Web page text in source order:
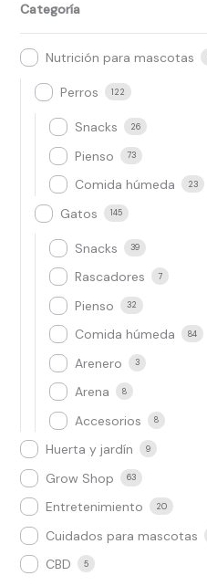
Categoría
Nutrición para mascotas
Perros 122
Snacks 26
Pienso 73
Comida húmeda 23
Gatos 145
Snacks 39
Rascadores 7
Pienso 32
Comida húmeda 84
Arenero 3
Arena 8
Accesorios 8
Huerta y jardín 9
Grow Shop​ 63
Entretenimiento 20
Cuidados para mascotas
CBD 5